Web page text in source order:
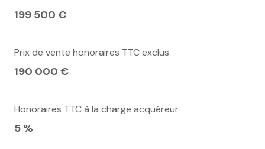
199 500 €
Prix de vente honoraires TTC exclus
190 000 €
Honoraires TTC à la charge acquéreur
5 %